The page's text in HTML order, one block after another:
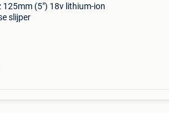
(5") 18v lithium-ion
slijper